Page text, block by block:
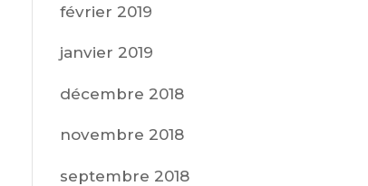
février 2019
janvier 2019
décembre 2018
novembre 2018
septembre 2018